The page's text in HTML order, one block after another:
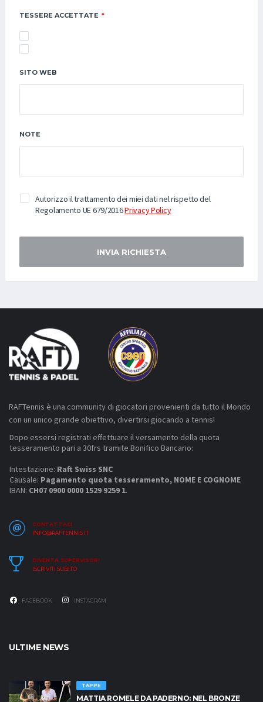
TESSERE ACCETTATE *
SITO WEB
NOTE
Autorizzo il trattamento dei miei dati nel rispetto del
Regolamento UE 679/2016Privacy Policy
INVIA RICHIESTA
RAFTennis è una community di giocatori provenienti da tutto il Mondo
con un unico grande obiettivo, divertirsi giocando a tennis!
Dopo essersi registrati effettuare il versamento della quota
tesseramento pari a 30frs tramite Bonifico Bancario:
Intestazione: Raft Swiss SNC
Causale: Pagamento quota tesseramento, NOME E COGNOME
IBAN: CH07 0900 0000 1529 9259 1.
CONTATTACI
INFO@RAFTENNIS.IT
DIVENTA SUPERVISOR!
ISCRIVITI SUBITO
FACEBOOK INSTAGRAM
ULTIME NEWS
TAPPE
MATTIA ROMELE DA PADERNO: NEL BRONZE